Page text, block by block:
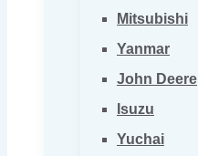
Mitsubishi
Yanmar
John Deere
Isuzu
Yuchai